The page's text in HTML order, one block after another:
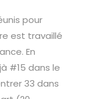
pour
est travaillé
En
#15 dans le
33 dans